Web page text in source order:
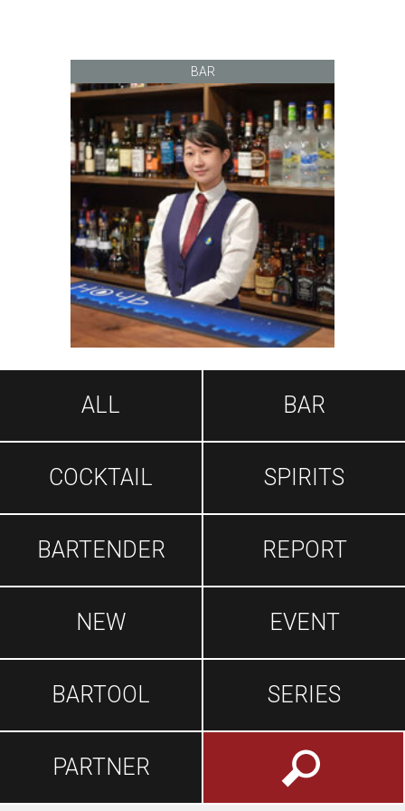
BAR
ALL BAR
COCKTAIL SPIRITS
BARTENDER REPORT
NEW EVENT
BARTOOL SERIES
PARTNER